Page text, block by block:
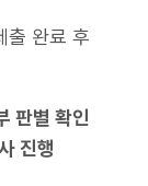
출 완료 후
판별 확인
진행